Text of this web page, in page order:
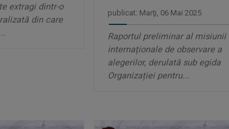
extragi dintr-o
din care
publicat: Marţi, 06 Mai 2025
Raportul preliminar al misiunii
internaționale de observare a
alegerilor, derulată sub egida
Organizației pentru...